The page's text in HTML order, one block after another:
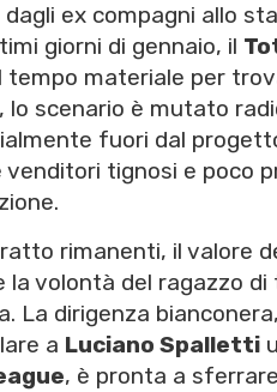
ex compagni allo
giorni di gennaio, il
tempo materiale per
, lo scenario è mutato
fuori dal
venditori tignosi e poco
rimanenti, il valore
volontà del ragazzo
La dirigenza
a Luciano Spalletti
, è pronta a